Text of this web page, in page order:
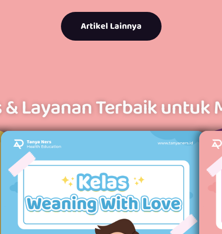
Artikel Lainnya
& Layanan Terbaik untuk